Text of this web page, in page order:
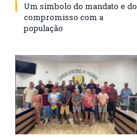
Um símbolo do mandato e do
compromisso com a
população